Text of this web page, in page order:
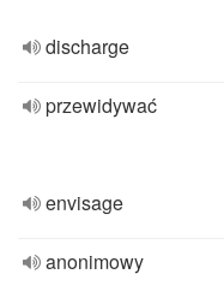
discharge
przewidywać
envisage
anonimowy